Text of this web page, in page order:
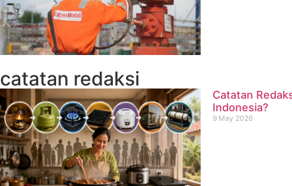
catatan redaksi
Catatan
Indonesia?
9 May 2026